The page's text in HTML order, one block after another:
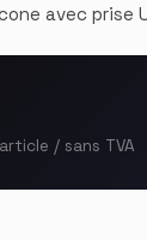
avec prise
/ sans TVA